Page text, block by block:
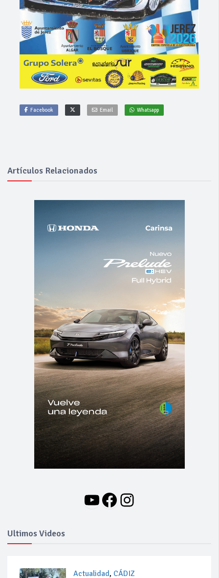
Facebook Email Whatsapp
Artículos Relacionados
YouTube
Facebook
Instagram
Ultimos Videos
Actualidad, CÁDIZ